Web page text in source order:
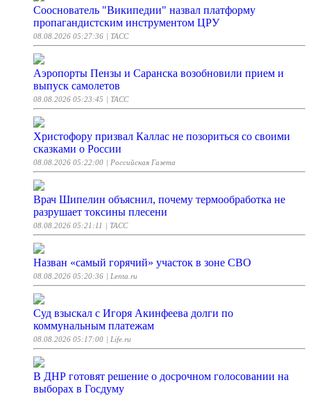
Сооснователь "Википедии" назвал платформу
пропагандистским инструментом ЦРУ
08.08.2026 05:27:36 | ТАСС
Аэропорты Пензы и Саранска возобновили прием и
выпуск самолетов
08.08.2026 05:23:45 | ТАСС
Христофору призвал Каллас не позориться со своими
сказками о России
08.08.2026 05:22:00 | Российская Газета
Врач Шипелин объяснил, почему термообработка не
разрушает токсины плесени
08.08.2026 05:21:11 | ТАСС
Назван «самый горячий» участок в зоне СВО
08.08.2026 05:20:36 | Lenta.ru
Суд взыскал с Игоря Акинфеева долги по
коммунальным платежам
08.08.2026 05:17:00 | Life.ru
В ДНР готовят решение о досрочном голосовании на
выборах в Госдуму